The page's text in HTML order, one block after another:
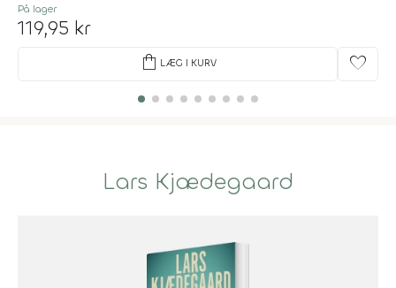
På lager
119,95 kr
shopping_bag LÆG I KURV favorite
Lars Kjædegaard